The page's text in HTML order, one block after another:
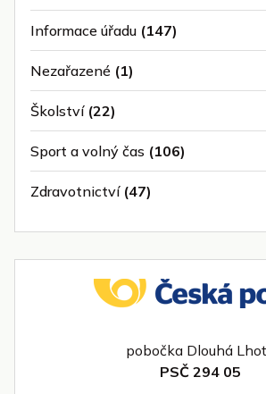
Informace úřadu (147)
Nezařazené (1)
Školství(22)
Sport a volný čas (106)
Zdravotnictví(47)
pobočka Dlouhá
PSČ 294 05